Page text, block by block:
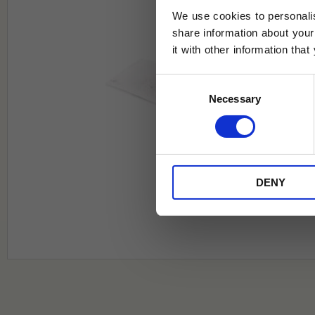
We use cookies to
share information about
it with other information that
Necessary
DENY
Jag samtycker till Tehuset Javas
* Rabatten gäller endast online på
på ordinarie priser och kan ej